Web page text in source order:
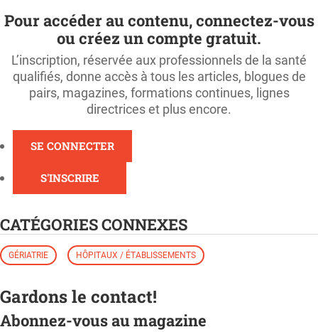
Pour accéder au contenu, connectez-vous
ou créez un compte gratuit.
L’inscription, réservée aux professionnels de la santé
qualifiés, donne accès à tous les articles, blogues de
pairs, magazines, formations continues, lignes
directrices et plus encore.
SE CONNECTER
S'INSCRIRE
CATÉGORIES CONNEXES
GÉRIATRIE HÔPITAUX / ÉTABLISSEMENTS
Gardons le contact!
Abonnez-vous au magazine